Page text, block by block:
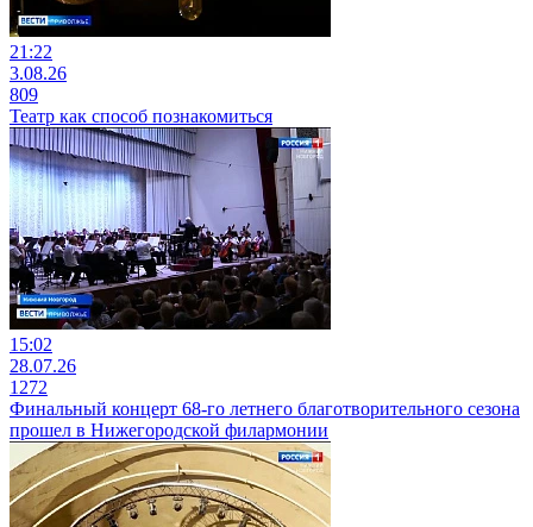
21:22
3.08.26
809
Театр как способ познакомиться
15:02
28.07.26
1272
Финальный концерт 68-го летнего благотворительного сезона
прошел в Нижегородской филармонии